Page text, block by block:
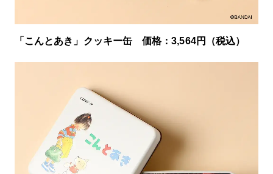
「こんとあき」クッキー缶 価格：3,564円（税込）